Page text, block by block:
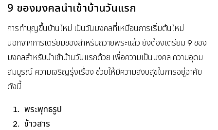
9 ของมงคลนำเข้าบ้านวันแรก
การทำบุญขึ้นบ้านใหม่ เป็นวันมงคลที่เหมือนการเริ่มต้นใหม่
นอกจากการเตรียมของสำหรับถวายพระแล้ว ยังต้องเตรียม 9 ของ
มงคลสำหรับนำเข้าบ้านวันแรกด้วย เพื่อความเป็นมงคล ความอุดม
สมบูรณ์ ความเจริญรุ่งเรื่อง ช่วยให้มีความสงบสุขในการอยู่อาศัย
ดังนี้
พระพุทธรูป
ข้าวสาร